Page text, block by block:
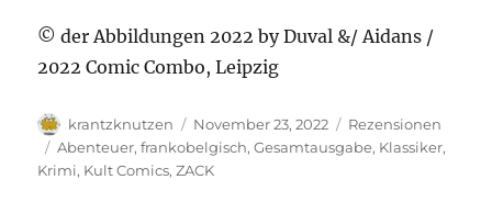
© der Abbildungen 2022 by Duval &/ Aidans /
2022 Comic Combo, Leipzig
Autor
krantzknutzen
Veröffentlicht
am
November 23, 2022 Kategorien
Rezensionen
Schlagwörter
Abenteuer,frankobelgisch,Gesamtausgabe, Klassiker,
Krimi, Kult Comics,ZACK